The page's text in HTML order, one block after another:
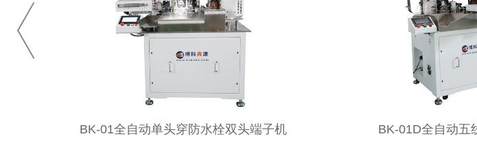
自动单头穿防水栓双头端子机 BK-01D全自动五线双头端子机